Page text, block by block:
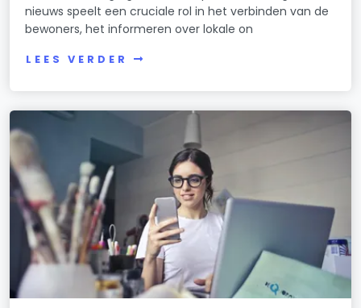
nieuws speelt een cruciale rol in het verbinden van de
bewoners, het informeren over lokale on
LEES VERDER